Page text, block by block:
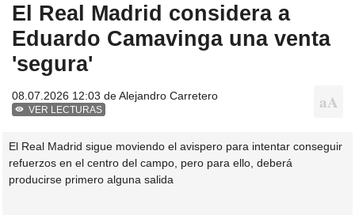
El Real Madrid considera a
Eduardo Camavinga una venta
'segura'
08.07.2026 12:03 deAlejandro Carretero
VER LECTURAS
El Real Madrid sigue moviendo el avispero para intentar conseguir
refuerzos en el centro del campo, pero para ello, deberá
producirse primero alguna salida